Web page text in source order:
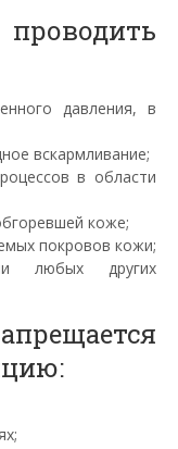
давления, в
вскармливание;
в области
коже;
покровов кожи;
любых других